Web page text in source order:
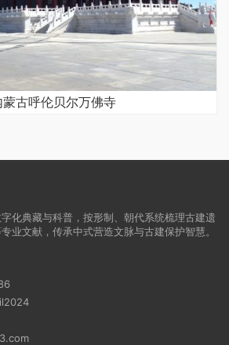
蒙古呼伦贝尔万佛寺
化典藏与科普，按形制、朝代系统梳理古建遗
业文献，传承中式营造文脉与古建保护智慧。